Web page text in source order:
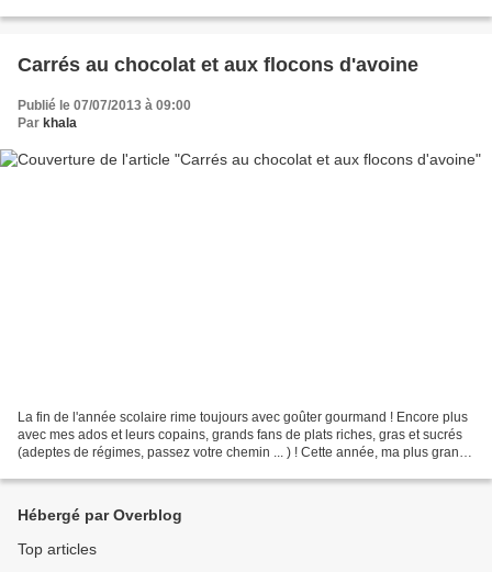
Carrés au chocolat et aux flocons d'avoine
Publié le 07/07/2013 à 09:00
Par khala
La fin de l'année scolaire rime toujours avec goûter gourmand ! Encore plus
avec mes ados et leurs copains, grands fans de plats riches, gras et sucrés
(adeptes de régimes, passez votre chemin ... ) ! Cette année, ma plus grande
Hébergé par Overblog
Top articles